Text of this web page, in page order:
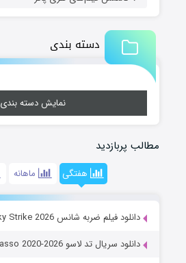
دسته بندی
نمایش دسته بندی
مطالب پربازدید
هفتگی ماهانه
دانلود فیلم ضربه شانس Lucky Strike 2026
دانلود سریال تد لاسو Ted Lasso 2020-2026